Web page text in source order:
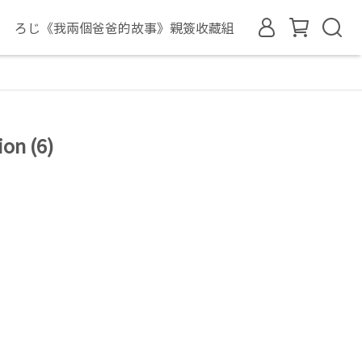
ろじ《我兩個爸爸的故事》親簽收藏組
(6)